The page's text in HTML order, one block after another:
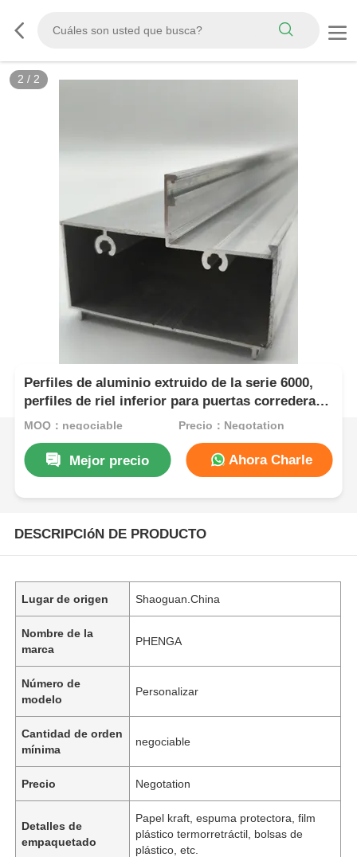
2 / 2
Perfiles de aluminio extruido de la serie 6000,
perfiles de riel inferior para puertas correderas
y plegables de aleación de aluminio
MOQ：negociable Precio：Negotation
Mejor precio Ahora Charle
DESCRIPCIóN DE PRODUCTO
Lugar de origen Shaoguan.China
Nombre de la
marca
PHENGA
Número de
modelo
Personalizar
Cantidad de orden
mínima
negociable
Precio Negotation
Detalles de
empaquetado
Papel kraft, espuma protectora, film
plástico termorretráctil, bolsas de
plástico, etc.